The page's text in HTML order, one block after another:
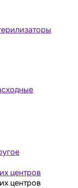
центров
центров